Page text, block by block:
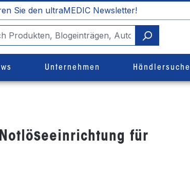
Sie den ultraMEDIC Newsletter!
Unternehmen Händlersuche
Notlöseeinrichtung für